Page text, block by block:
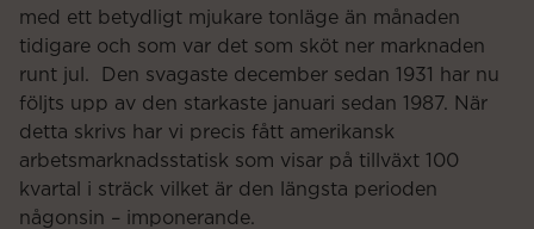
med ett betydligt mjukare tonläge än månaden
tidigare och som var det som sköt ner marknaden
runt jul. Den svagaste december sedan 1931 har nu
följts upp av den starkaste januari sedan 1987. När
detta skrivs har vi precis fått amerikansk
arbetsmarknadsstatisk som visar på tillväxt 100
kvartal i sträck vilket är den längsta perioden
någonsin – imponerande.